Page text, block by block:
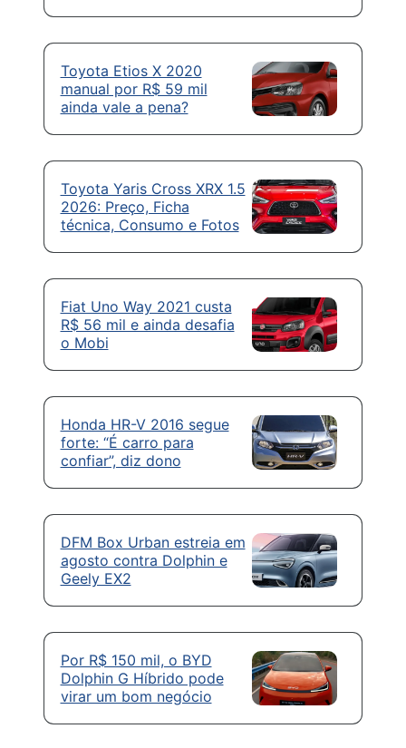
Toyota Etios X 2020
manual por R$ 59 mil
ainda vale a pena?
Toyota Yaris Cross XRX 1.5
2026: Preço, Ficha
técnica, Consumo e Fotos
Fiat Uno Way 2021 custa
R$ 56 mil e ainda desafia
o Mobi
Honda HR-V 2016 segue
forte: “É carro para
confiar”, diz dono
DFM Box Urban estreia em
agosto contra Dolphin e
Geely EX2
Por R$ 150 mil, o BYD
Dolphin G Híbrido pode
virar um bom negócio